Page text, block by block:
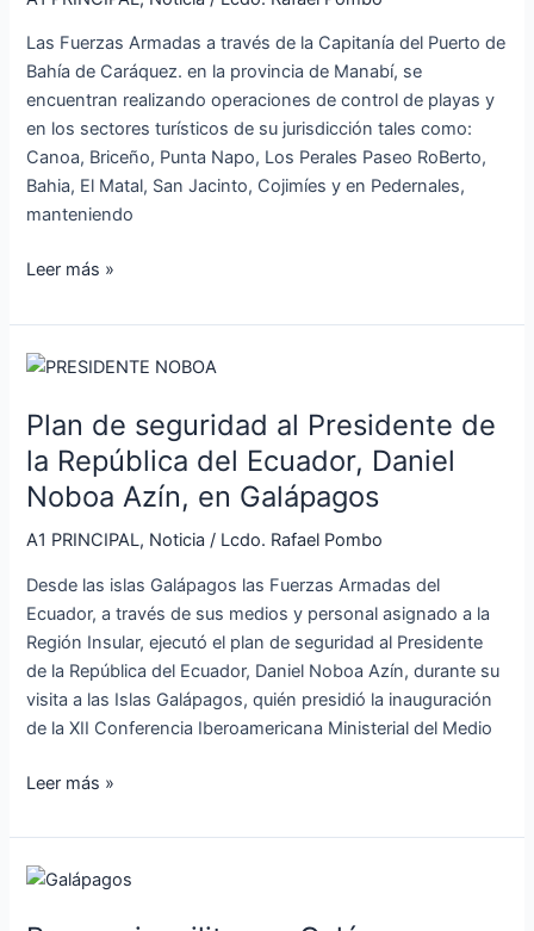
Las Fuerzas Armadas a través de la Capitanía del Puerto de
Bahía de Caráquez. en la provincia de Manabí, se
encuentran realizando operaciones de control de playas y
en los sectores turísticos de su jurisdicción tales como:
Canoa, Briceño, Punta Napo, Los Perales Paseo RoBerto,
Bahia, El Matal, San Jacinto, Cojimíes y en Pedernales,
manteniendo
de
control
en
los
sectores
turísticos
de
jurisdicción
Leer más »
Plan de seguridad al Presidente de
la República del Ecuador, Daniel
Noboa Azín, en Galápagos
A1 PRINCIPAL, Noticia / Lcdo. Rafael Pombo
Desde las islas Galápagos las Fuerzas Armadas del
Ecuador, a través de sus medios y personal asignado a la
Región Insular, ejecutó el plan de seguridad al Presidente
de la República del Ecuador, Daniel Noboa Azín, durante su
visita a las Islas Galápagos, quién presidió la inauguración
de la XII Conferencia Iberoamericana Ministerial del Medio
Plan
seguridad
al
Presidente
de
la
del
Ecuador,
Daniel
Noboa
Azín,
en
Leer más »
Presencia